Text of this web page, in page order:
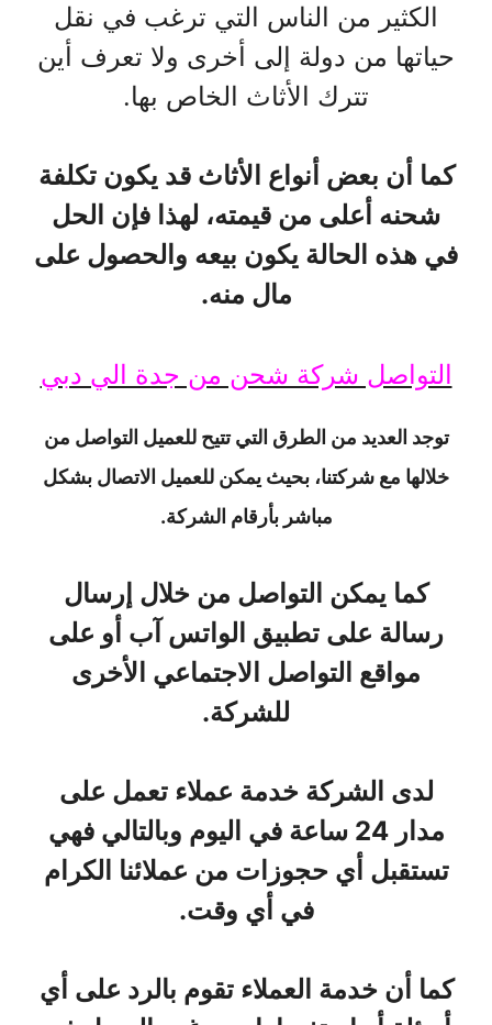
الكثير من الناس التي ترغب في نقل
حياتها من دولة إلى أخرى ولا تعرف أين
تترك الأثاث الخاص بها.
كما أن بعض أنواع الأثاث قد يكون تكلفة
شحنه أعلى من قيمته، لهذا فإن الحل
في هذه الحالة يكون بيعه والحصول على
مال منه.
التواصل شركة شحن من جدة الي دبي
توجد العديد من الطرق التي تتيح للعميل التواصل من
خلالها مع شركتنا، بحيث يمكن للعميل الاتصال بشكل
مباشر بأرقام الشركة.
كما يمكن التواصل من خلال إرسال
رسالة على تطبيق الواتس آب أو على
مواقع التواصل الاجتماعي الأخرى
للشركة.
لدى الشركة خدمة عملاء تعمل على
مدار 24 ساعة في اليوم وبالتالي فهي
تستقبل أي حجوزات من عملائنا الكرام
في أي وقت.
كما أن خدمة العملاء تقوم بالرد على أي